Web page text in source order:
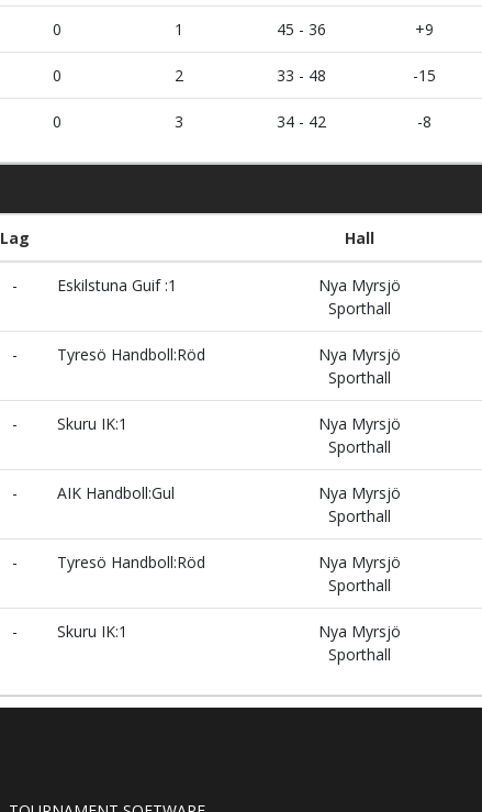
0 1 45 - 36 +9
0 2 33 - 48 -15
0 3 34 - 42 -8
Lag Hall
- Eskilstuna Guif :1
Nya Myrsjö
Sporthall
- Tyresö Handboll:Röd
Nya Myrsjö
Sporthall
- Skuru IK:1
Nya Myrsjö
Sporthall
- AIK Handboll:Gul
Nya Myrsjö
Sporthall
- Tyresö Handboll:Röd
Nya Myrsjö
Sporthall
- Skuru IK:1
Nya Myrsjö
Sporthall